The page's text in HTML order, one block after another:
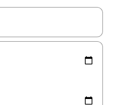
navega con las